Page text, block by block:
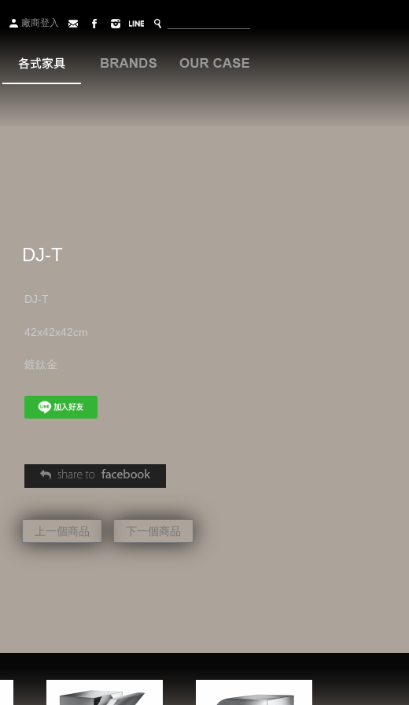
廠商登入
DJ-T
DJ-T
42x42x42cm
鍍鈦金
上一個商品 下一個商品